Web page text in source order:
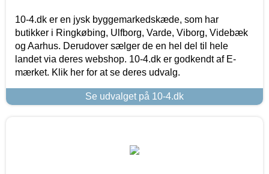
10-4.dk er en jysk byggemarkedskæde, som har
butikker i Ringkøbing, Ulfborg, Varde, Viborg, Videbæk
og Aarhus. Derudover sælger de en hel del til hele
landet via deres webshop. 10-4.dk er godkendt af E-
mærket. Klik her for at se deres udvalg.
Se udvalget på 10-4.dk